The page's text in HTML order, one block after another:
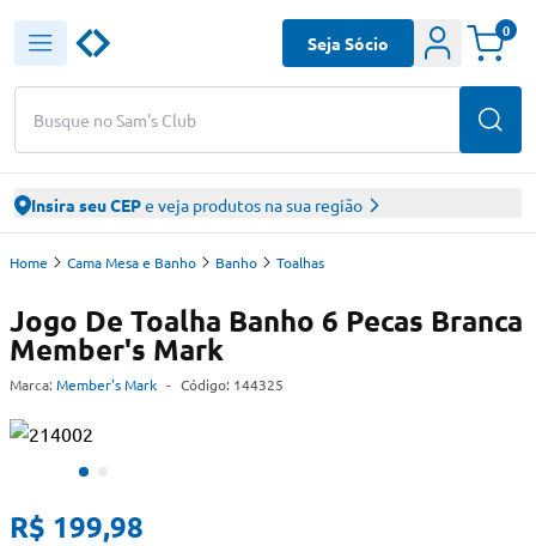
Busque no Sam's Club
Seja Sócio
0
Insira seu CEPe veja produtos na sua região
Home Cama Mesa e Banho Banho Toalhas
Jogo De Toalha Banho 6 Pecas Branca
Member's Mark
Marca: Member's Mark - Código: 144325
R$ 199,98